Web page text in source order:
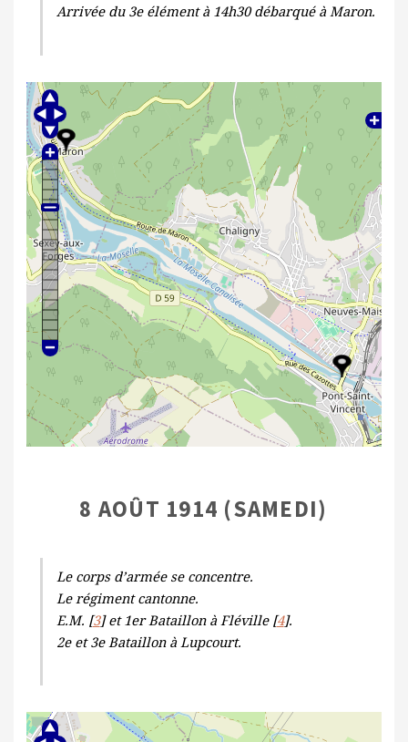
Arrivée du 3e élément à 14h30 débarqué à Maron.
8 AOÛT 1914 (SAMEDI)
Le corps d’armée se concentre.
Le régiment cantonne.
E.M. [3] et 1er Bataillon à Fléville [4].
2e et 3e Bataillon à Lupcourt.